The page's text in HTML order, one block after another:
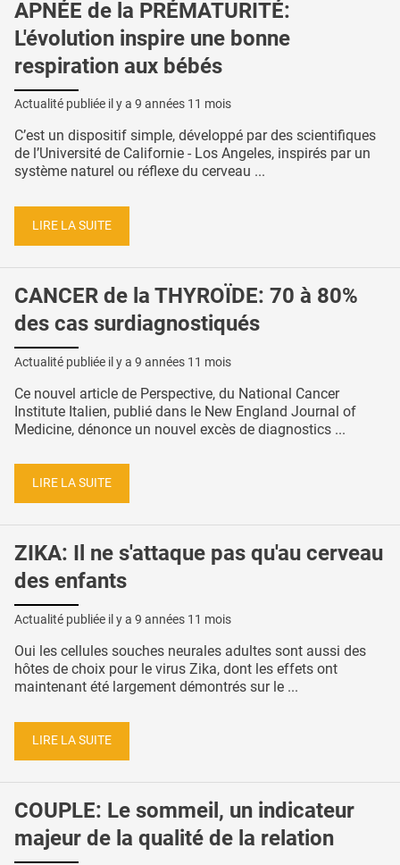
APNÉE de la PRÉMATURITÉ:
L'évolution inspire une bonne
respiration aux bébés
Actualité publiée il y a 9 années 11 mois
C’est un dispositif simple, développé par des scientifiques
de l’Université de Californie - Los Angeles, inspirés par un
système naturel ou réflexe du cerveau ...
LIRE LA SUITE
CANCER de la THYROÏDE: 70 à 80%
des cas surdiagnostiqués
Actualité publiée il y a 9 années 11 mois
Ce nouvel article de Perspective, du National Cancer
Institute Italien, publié dans le New England Journal of
Medicine, dénonce un nouvel excès de diagnostics ...
LIRE LA SUITE
ZIKA: Il ne s'attaque pas qu'au cerveau
des enfants
Actualité publiée il y a 9 années 11 mois
Oui les cellules souches neurales adultes sont aussi des
hôtes de choix pour le virus Zika, dont les effets ont
maintenant été largement démontrés sur le ...
LIRE LA SUITE
COUPLE: Le sommeil, un indicateur
majeur de la qualité de la relation